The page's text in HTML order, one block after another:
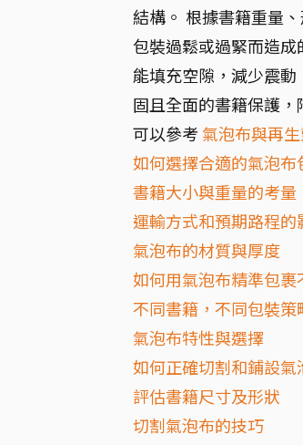
結構。 根據書籍重量
包裝過鬆或過緊而造
能填充空隙，減少震
固且全面的書籍保護，
可以參考 氣泡布與再
如何選擇合適的氣泡布
書籍大小與重量的考量
運輸方式和預期路程的
氣泡布的材質與厚度
如何用氣泡布精準包裹
不同書籍，不同包裝策
氣泡布特性與選擇
如何正確切割和鋪設氣
評估書籍尺寸及形狀
切割氣泡布的技巧